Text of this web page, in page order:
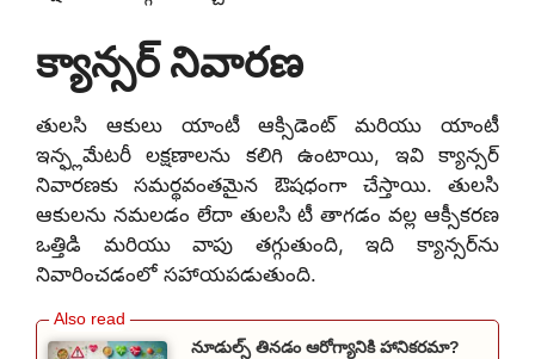
క్యాన్సర్ నివారణ
తులసి ఆకులు యాంటీ ఆక్సిడెంట్ మరియు యాంటీ
ఇన్ఫ్లమేటరీ లక్షణాలను కలిగి ఉంటాయి, ఇవి క్యాన్సర్
నివారణకు సమర్థవంతమైన ఔషధంగా చేస్తాయి. తులసి
ఆకులను నమలడం లేదా తులసి టీ తాగడం వల్ల ఆక్సీకరణ
ఒత్తిడి మరియు వాపు తగ్గుతుంది, ఇది క్యాన్సర్‌ను
నివారించడంలో సహాయపడుతుంది.
నూడుల్స్ తినడం ఆరోగ్యానికి హానికరమా?